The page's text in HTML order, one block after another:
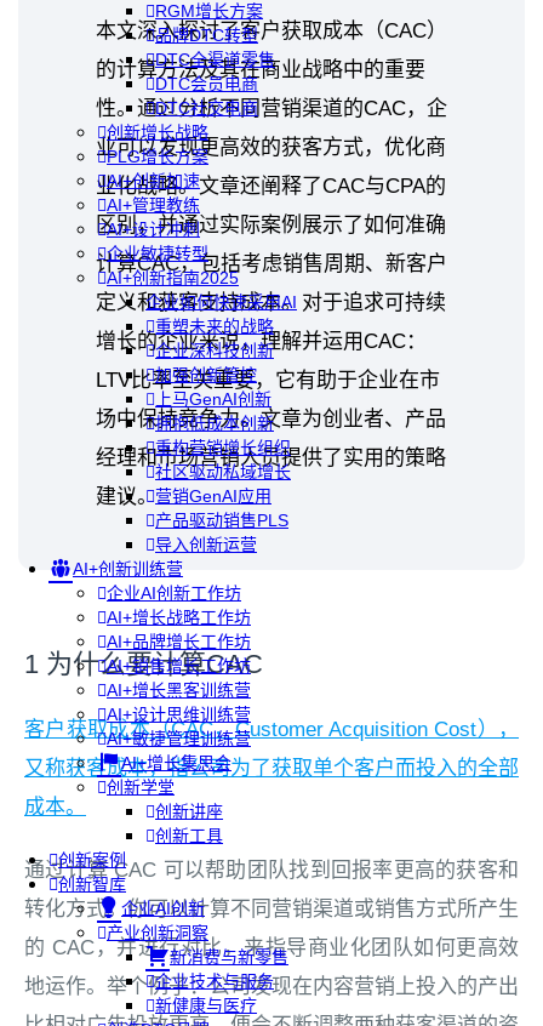
RGM增长方案
品牌DTC转型
DTC全渠道零售
DTC会员电商
DTC社交电商
创新增长战略
PLG增长方案
AI+创新加速
AI+管理教练
AI+设计冲刺
企业敏捷转型
AI+创新指南2025
企业如何快速采用AI
重塑未来的战略
企业深科技创新
加强创新管控
上马GenAI创新
拥抱低成本创新
重构营销增长组织
社区驱动私域增长
营销GenAI应用
产品驱动销售PLS
导入创新运营
AI+创新训练营
企业AI创新工作坊
AI+增长战略工作坊
AI+品牌增长工作坊
AI+销售增长工作坊
AI+增长黑客训练营
AI+设计思维训练营
AI+敏捷管理训练营
AI+增长集思会
创新学堂
创新讲座
创新工具
创新案例
创新智库
企业AI创新
产业创新洞察
新消费与新零售
企业技术与服务
新健康与医疗
本文深入探讨了客户获取成本（CAC）
的计算方法及其在商业战略中的重要
性。通过分析不同营销渠道的CAC，企
业可以发现更高效的获客方式，优化商
业化战略。文章还阐释了CAC与CPA的
区别，并通过实际案例展示了如何准确
计算CAC，包括考虑销售周期、新客户
定义和获客支持成本。对于追求可持续
增长的企业来说，理解并运用CAC：
LTV比率至关重要，它有助于企业在市
场中保持竞争力。文章为创业者、产品
经理和市场营销人员提供了实用的策略
建议。
1 为什么要计算CAC
客户获取成本（CAC，Customer Acquisition Cost），
又称获客成本，指公司为了获取单个客户而投入的全部
成本。
通过计算 CAC 可以帮助团队找到回报率更高的获客和
转化方式。你可以计算不同营销渠道或销售方式所产生
的 CAC，并进行对比，来指导商业化团队如何更高效
地运作。举个例子：公司发现在内容营销上投入的产出